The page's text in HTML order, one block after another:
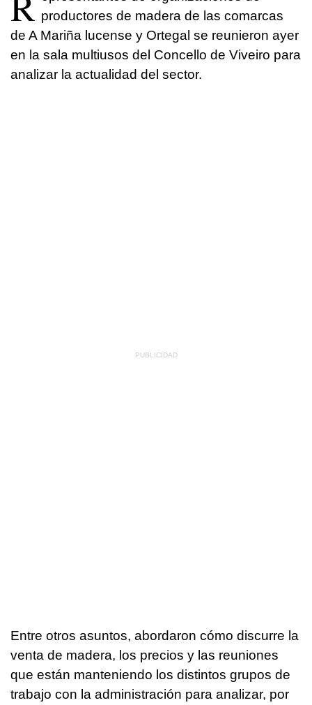
productores de madera de las comarcas
de A Mariña lucense y Ortegal se reunieron ayer
en la sala multiusos del Concello de Viveiro para
analizar la actualidad del sector.
Entre otros asuntos, abordaron cómo discurre la
venta de madera, los precios y las reuniones
que están manteniendo los distintos grupos de
trabajo con la administración para analizar, por